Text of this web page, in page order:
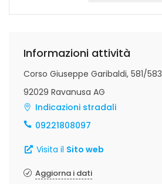
Informazioni attività
Corso Giuseppe Garibaldi, 581/583
92029 Ravanusa AG
Indicazioni stradali
09221808097
Visita il Sito web
Aggiorna i dati